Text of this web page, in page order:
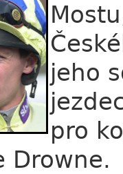
jeho
pro